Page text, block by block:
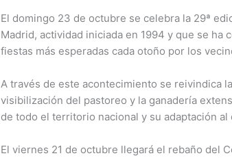
El domingo 23 de octubre se celebra la 29ª
Madrid, actividad iniciada en 1994 y que se ha
fiestas más esperadas cada otoño por los
A través de este acontecimiento se reivindica
visibilización del pastoreo y la ganadería
de todo el territorio nacional y su adaptación al
El viernes 21 de octubre llegará el rebaño del